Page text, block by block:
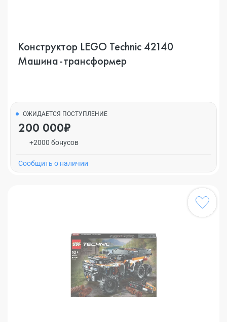
Конструктор LEGO Technic 42140
Машина-трансформер
ОЖИДАЕТСЯ ПОСТУПЛЕНИЕ
200 000₽
+2000 бонусов
Cообщить о наличии